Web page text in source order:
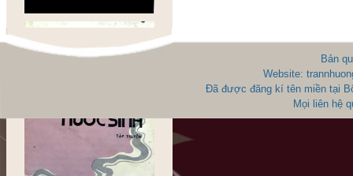
Bản
Website:
Đã được đăng kí tên miền tại
Mọi liên hệ